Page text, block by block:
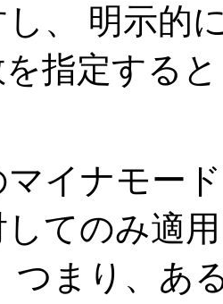
、 明示的
指定する
イナモー
してのみ適
つまり、あ